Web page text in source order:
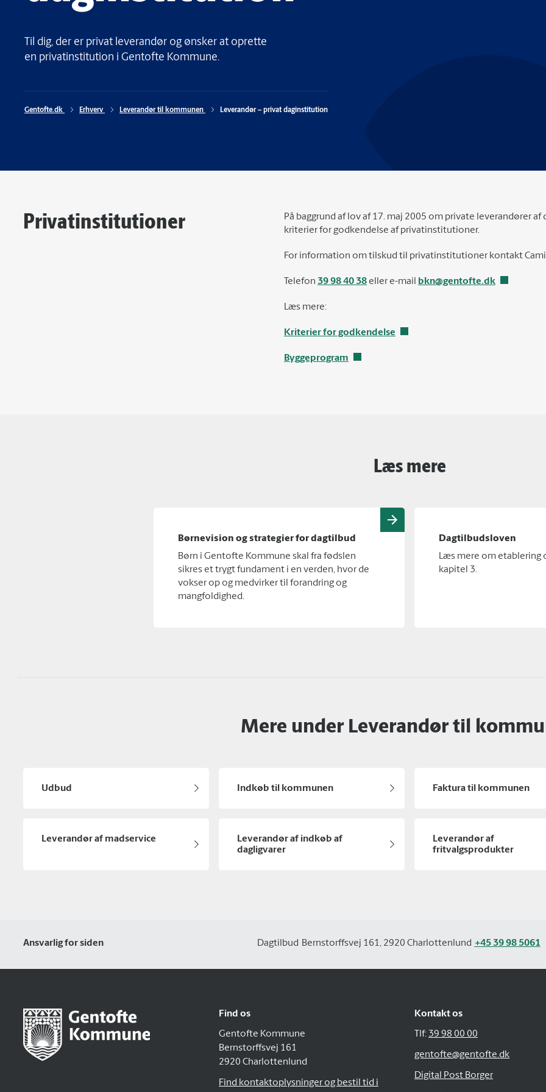
Til dig, der er privat leverandør og ønsker at oprette
en privatinstitution i Gentofte Kommune.
Gentofte.dk Erhverv Leverandør til kommunen Leverandør – privat daginstitution
Privatinstitutioner
På baggrund af lov af 17. maj 2005 om private leverandører
kriterier for godkendelse af privatinstitutioner.
For information om tilskud til privatinstitutioner kontakt
Telefon 39 98 40 38 eller e-mail bkn@gentofte.dk
Læs mere:
Kriterier for godkendelse
Byggeprogram
Læs mere
Børnevision og strategier for dagtilbud
Børn i Gentofte Kommune skal fra fødslen
sikres et trygt fundament i en verden, hvor de
vokser op og medvirker til forandring og
mangfoldighed.
Dagtilbudsloven
Læs mere om etablering
kapitel 3.
Mere under Leverandør til
Udbud Indkøb til kommunen Faktura til kommunen
Leverandør af madservice
Leverandør af indkøb af
dagligvarer
Leverandør af
fritvalgsprodukter
Ansvarlig for siden Dagtilbud Bernstorffsvej 161, 2920 Charlottenlund +45 39 98 5061
Find os
Gentofte Kommune
Bernstorffsvej 161
2920 Charlottenlund
Find kontaktoplysninger og bestil tid i
Kontakt os
Tlf: 39 98 00 00
gentofte@gentofte.dk
Digital Post Borger